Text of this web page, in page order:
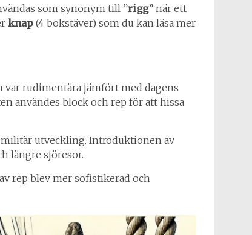
som synonym till ”rigg” när ett
knap (4 bokstäver) som du kan läsa mer
var rudimentära jämfört med dagens
användes block och rep för att hissa
militär utveckling. Introduktionen av
längre sjöresor.
rep blev mer sofistikerad och